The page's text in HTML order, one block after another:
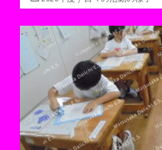
テ
ゴ
リ
ー